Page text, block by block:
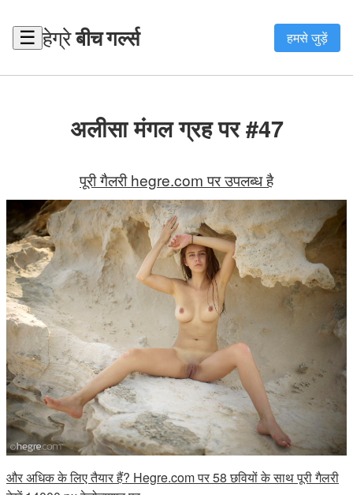
☰ हेग्रेबीच गर्ल्स हमसे जुड़ें
अलीसा मंगल ग्रह पर #47
पूरी गैलरी hegre.com पर उपलब्ध है
और अधिक के लिए तैयार हैं? Hegre.com पर 58 छवियों के साथ पूरी गैलरी